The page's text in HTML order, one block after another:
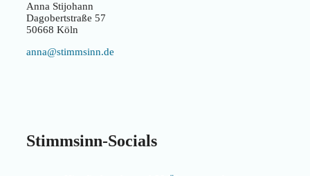
Anna Stijohann
Dagobertstraße 57
50668 Köln
anna@stimmsinn.de
Stimmsinn-Socials